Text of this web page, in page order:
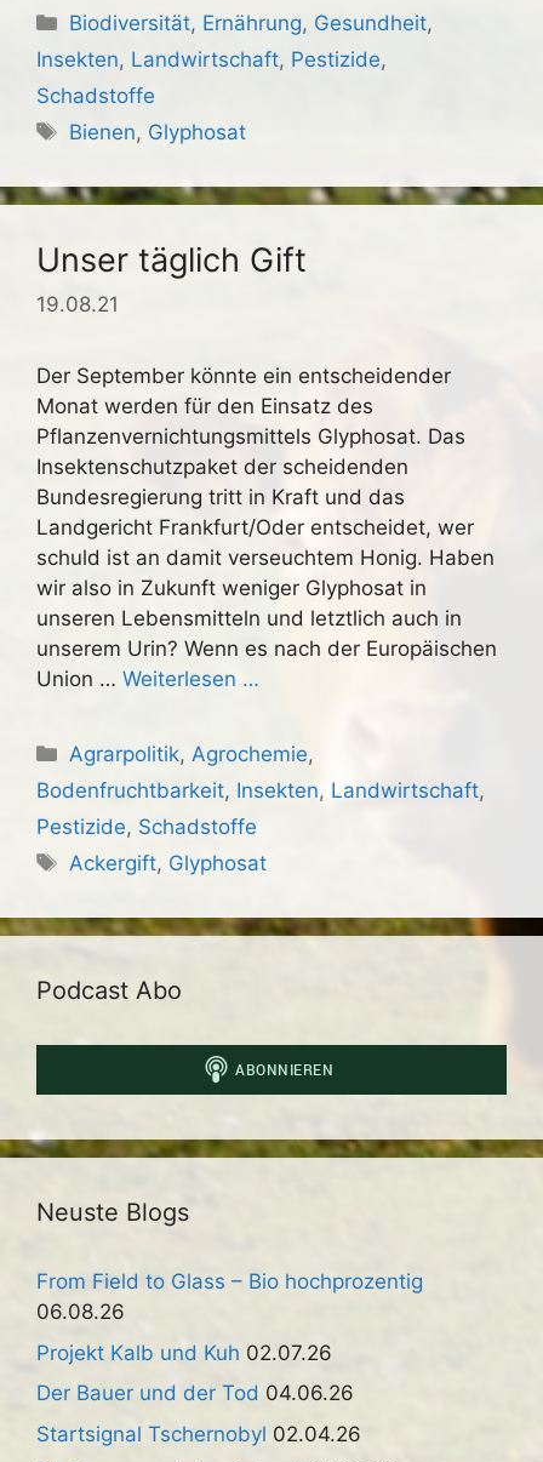
Kategorien
Biodiversität, Ernährung, Gesundheit,
Insekten, Landwirtschaft, Pestizide,
Schadstoffe
Schlagwörter
Bienen, Glyphosat
Unser täglich Gift
19.08.21
Der September könnte ein entscheidender
Monat werden für den Einsatz des
Pflanzenvernichtungsmittels Glyphosat. Das
Insektenschutzpaket der scheidenden
Bundesregierung tritt in Kraft und das
Landgericht Frankfurt/Oder entscheidet, wer
schuld ist an damit verseuchtem Honig. Haben
wir also in Zukunft weniger Glyphosat in
unseren Lebensmitteln und letztlich auch in
unserem Urin? Wenn es nach der Europäischen
Union … Weiterlesen …
Kategorien
Agrarpolitik,Agrochemie,
Bodenfruchtbarkeit, Insekten, Landwirtschaft,
Pestizide, Schadstoffe
Schlagwörter
Ackergift, Glyphosat
Podcast Abo
Neuste Blogs
From Field to Glass – Bio hochprozentig
06.08.26
Projekt Kalb und Kuh 02.07.26
Der Bauer und der Tod 04.06.26
Startsignal Tschernobyl 02.04.26